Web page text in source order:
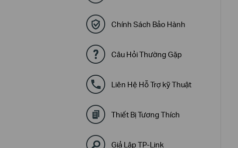
Chính Sách Bảo Hành
Câu Hỏi Thường Gặp
Liên Hệ Hỗ Trợ kỹ Thuật
Thiết Bị Tương Thích
Giả Lập TP-Link